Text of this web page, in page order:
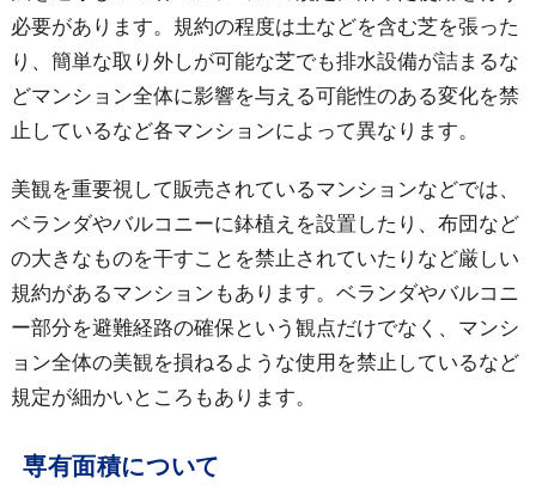
必要があります。規約の程度は土などを含む芝を張った
り、簡単な取り外しが可能な芝でも排水設備が詰まるな
どマンション全体に影響を与える可能性のある変化を禁
止しているなど各マンションによって異なります。
美観を重要視して販売されているマンションなどでは、
ベランダやバルコニーに鉢植えを設置したり、布団など
の大きなものを干すことを禁止されていたりなど厳しい
規約があるマンションもあります。ベランダやバルコニ
ー部分を避難経路の確保という観点だけでなく、マンシ
ョン全体の美観を損ねるような使用を禁止しているなど
規定が細かいところもあります。
専有面積について